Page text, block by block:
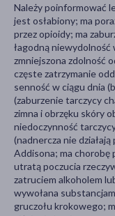
Należy poinformować
jest osłabiony; ma
przez opioidy; ma
łagodną niewydolność
zmniejszona zdolność
częste zatrzymanie
senność w ciągu dnia
(zaburzenie tarczycy
zimna i obrzęku skóry
niedoczynność
(nadnercza nie
Addisona; ma chorobę
utratą poczucia
zatruciem alkoholem
wywołana
gruczołu krokowego;